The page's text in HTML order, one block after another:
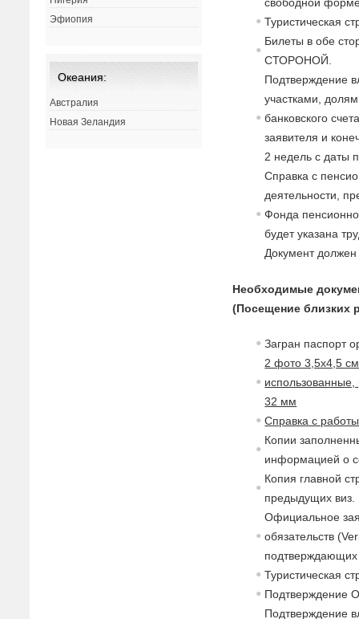
свободной
Туристическая
Билеты в обе
СТОРОНОЙ.
Подтверждение
участками,
банковского
заявителя и
2 недель с даты
Справка с
деятельности,
Фонда
будет указана
Документ
Необходимые
(Посещение близких
Загран паспорт
2 фото 3,5х4,5
32 мм
Справка с работы
Копии
информацией о
Копия главной
предыдущих виз.
Официальное
обязательств
подтверждающих
Туристическая
Подтверждение
Подтверждение
Эфиопия
Океания:
Австралия
Новая Зеландия